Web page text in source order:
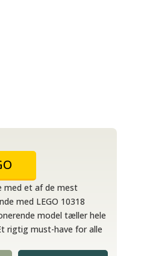
med et af de mest
med LEGO 10318
model tæller hele
rigtig must-have for alle